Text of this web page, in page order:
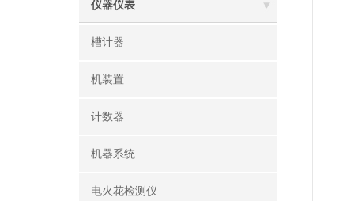
仪器仪表
槽计器
机装置
计数器
机器系统
电火花检测仪